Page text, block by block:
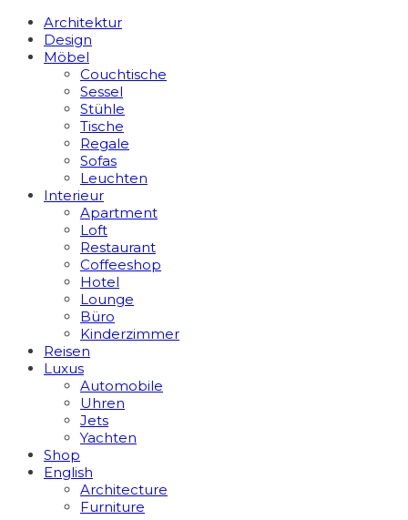
Architektur
Design
Möbel
Couchtische
Sessel
Stühle
Tische
Regale
Sofas
Leuchten
Interieur
Apart­ment
Loft
Restaurant
Coffeeshop
Hotel
Lounge
Büro
Kinderzimmer
Reisen
Luxus
Automobile
Uhren
Jets
Yachten
Shop
English
Architecture
Furniture